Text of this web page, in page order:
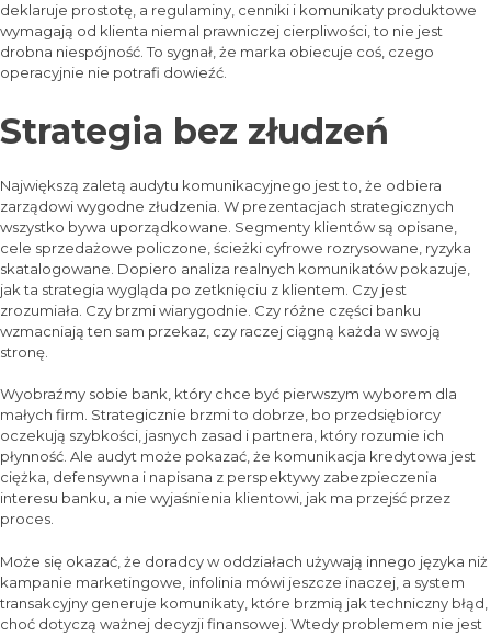
deklaruje prostotę, a regulaminy, cenniki i komunikaty produktowe
wymagają od klienta niemal prawniczej cierpliwości, to nie jest
drobna niespójność. To sygnał, że marka obiecuje coś, czego
operacyjnie nie potrafi dowieźć.
Strategia bez złudzeń
Największą zaletą audytu komunikacyjnego jest to, że odbiera
zarządowi wygodne złudzenia. W prezentacjach strategicznych
wszystko bywa uporządkowane. Segmenty klientów są opisane,
cele sprzedażowe policzone, ścieżki cyfrowe rozrysowane, ryzyka
skatalogowane. Dopiero analiza realnych komunikatów pokazuje,
jak ta strategia wygląda po zetknięciu z klientem. Czy jest
zrozumiała. Czy brzmi wiarygodnie. Czy różne części banku
wzmacniają ten sam przekaz, czy raczej ciągną każda w swoją
stronę.
Wyobraźmy sobie bank, który chce być pierwszym wyborem dla
małych firm. Strategicznie brzmi to dobrze, bo przedsiębiorcy
oczekują szybkości, jasnych zasad i partnera, który rozumie ich
płynność. Ale audyt może pokazać, że komunikacja kredytowa jest
ciężka, defensywna i napisana z perspektywy zabezpieczenia
interesu banku, a nie wyjaśnienia klientowi, jak ma przejść przez
proces.
Może się okazać, że doradcy w oddziałach używają innego języka niż
kampanie marketingowe, infolinia mówi jeszcze inaczej, a system
transakcyjny generuje komunikaty, które brzmią jak techniczny błąd,
choć dotyczą ważnej decyzji finansowej. Wtedy problemem nie jest